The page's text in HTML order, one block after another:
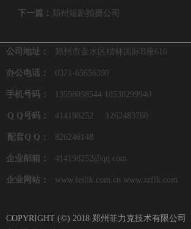
下一篇： 郑州短剧拍摄公司
公司地址： 郑州市金水区楷林国际B座616
办公电话： 0371-65656390
手机号码： 13598038544 18538299940
Q Q号码： 414198252 1262483760
配音Q Q： 826246148
企业邮箱： 414198252@qq.com
企业网站： www.feilik.com.cn www.zzflk.com
COPYRIGHT (©) 2018 郑州菲力克技术有限公司